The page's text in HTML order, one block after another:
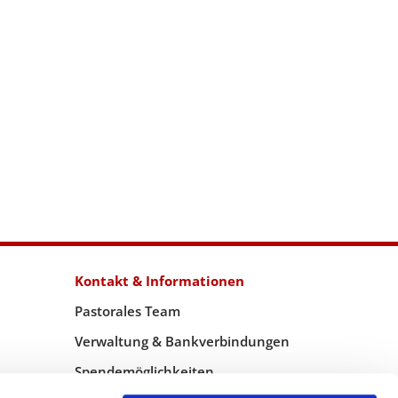
Kontakt & Informationen
Pastorales Team
Verwaltung & Bankverbindungen
Spendemöglichkeiten